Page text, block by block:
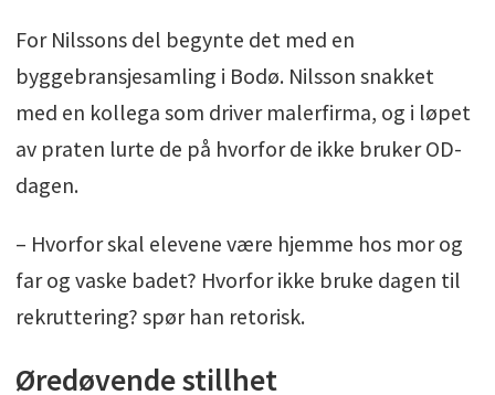
For Nilssons del begynte det med en
byggebransjesamling i Bodø. Nilsson snakket
med en kollega som driver malerfirma, og i løpet
av praten lurte de på hvorfor de ikke bruker OD-
dagen.
– Hvorfor skal elevene være hjemme hos mor og
far og vaske badet? Hvorfor ikke bruke dagen til
rekruttering? spør han retorisk.
Øredøvende stillhet